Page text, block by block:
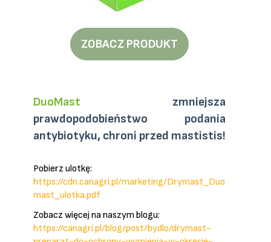
ZOBACZ PRODUKT
DuoMast
zmniejsza
prawdopodobieństwo podania
antybiotyku, chroni przed mastistis!
Pobierz ulotkę:
https://cdn.canagri.pl/marketing/Drymast_Duo
mast_ulotka.pdf
Zobacz więcej na naszym blogu:
https://canagri.pl/blog/post/bydlo/drymast-